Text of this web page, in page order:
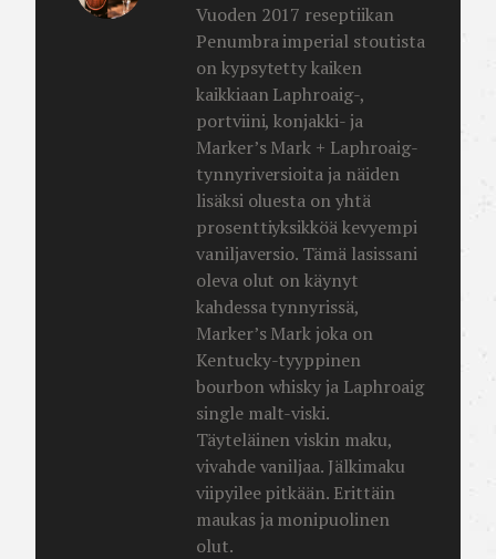
Vuoden 2017 reseptiikan
Penumbra imperial stoutista
on kypsytetty kaiken
kaikkiaan Laphroaig-,
portviini, konjakki- ja
Marker’s Mark + Laphroaig-
tynnyriversioita ja näiden
lisäksi oluesta on yhtä
prosenttiyksikköä kevyempi
vaniljaversio. Tämä lasissani
oleva olut on käynyt
kahdessa tynnyrissä,
Marker’s Mark joka on
Kentucky-tyyppinen
bourbon whisky ja Laphroaig
single malt-viski.
Täyteläinen viskin maku,
vivahde vaniljaa. Jälkimaku
viipyilee pitkään. Erittäin
maukas ja monipuolinen
olut.